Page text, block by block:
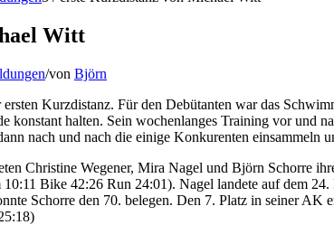
Witt
/von Björn
Kurzdistanz. Für den Debütanten war das
konstant halten. Sein wochenlanges Training vor
nach und nach die einige Konkurenten einsammeln
Christine Wegener, Mira Nagel und Björn Schorre
Bike 42:26 Run 24:01). Nagel landete auf dem
Schorre den 70. belegen. Den 7. Platz in seiner